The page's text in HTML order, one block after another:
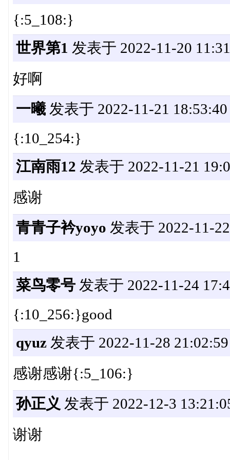
{:5_108:}
世界第1 发表于 2022-11-20
好啊
一曦发表于 2022-11-21 18:53:40
{:10_254:}
江南雨12 发表于 2022-11-21
感谢
青青子衿yoyo 发表于 2022-11-
1
菜鸟零号发表于 2022-11-24
{:10_256:}good
qyuz发表于 2022-11-28 21:02:59
感谢感谢{:5_106:}
孙正义 发表于 2022-12-3
谢谢